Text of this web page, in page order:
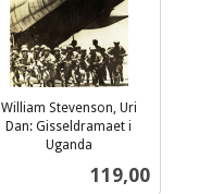
William Stevenson, Uri
Dan: Gisseldramaet i
Uganda
Pris
119,00